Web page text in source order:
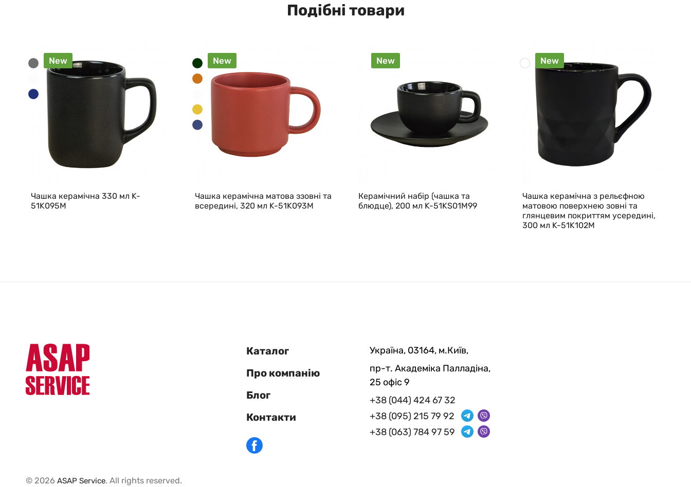
Подібні товари
New
Чашка керамічна 330 мл K-
51K095M
New
Чашка керамічна матова ззовні та
всередині, 320 мл K-51K093M
New
Керамічний набір (чашка та
блюдце), 200 мл K-51KS01M99
New
Чашка керамічна з рельєфною
матовою поверхнею зовні та
глянцевим покриттям усередині,
300 мл K-51K102M
Каталог
Про компанію
Блог
Контакти
Україна, 03164, м.Київ,
пр-т. Академіка Палладіна,
25 офіс 9
+38 (044) 424 67 32
+38 (095) 215 79 92
+38 (063) 784 97 59
© 2026 ASAP Service. All rights reserved.